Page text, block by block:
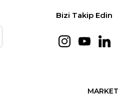
Bizi Takip Edin
MARKET